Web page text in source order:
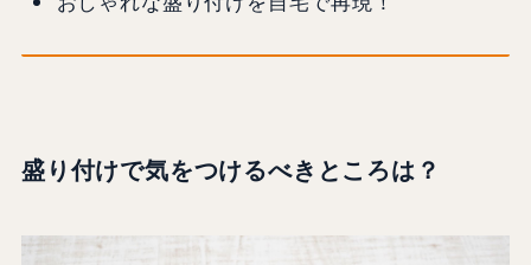
盛り付けで気をつけるべきところは？